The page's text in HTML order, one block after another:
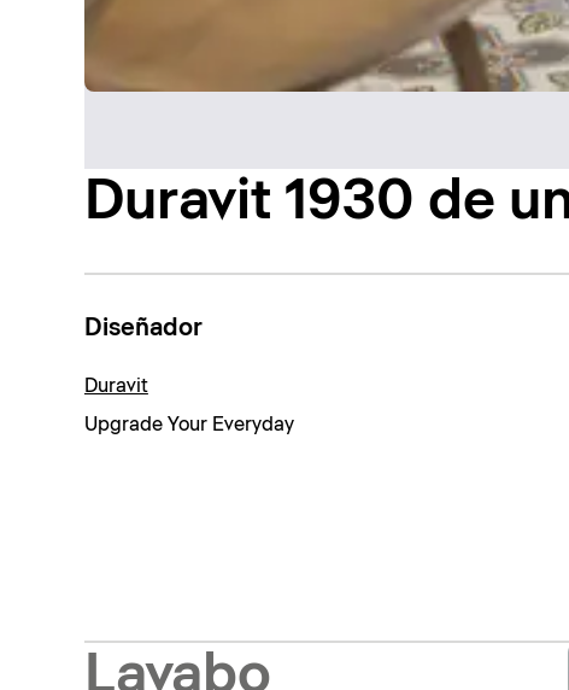
Duravit 1930 de
Diseñador
Duravit
Upgrade Your Everyday
Lavabo